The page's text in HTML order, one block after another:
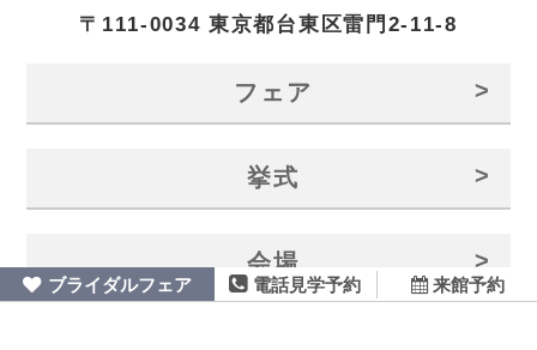
ブライダルフェア 電話見学予約 来館予約
〒111-0034 東京都台東区雷門2-11-8
フェア >
挙式 >
会場 >